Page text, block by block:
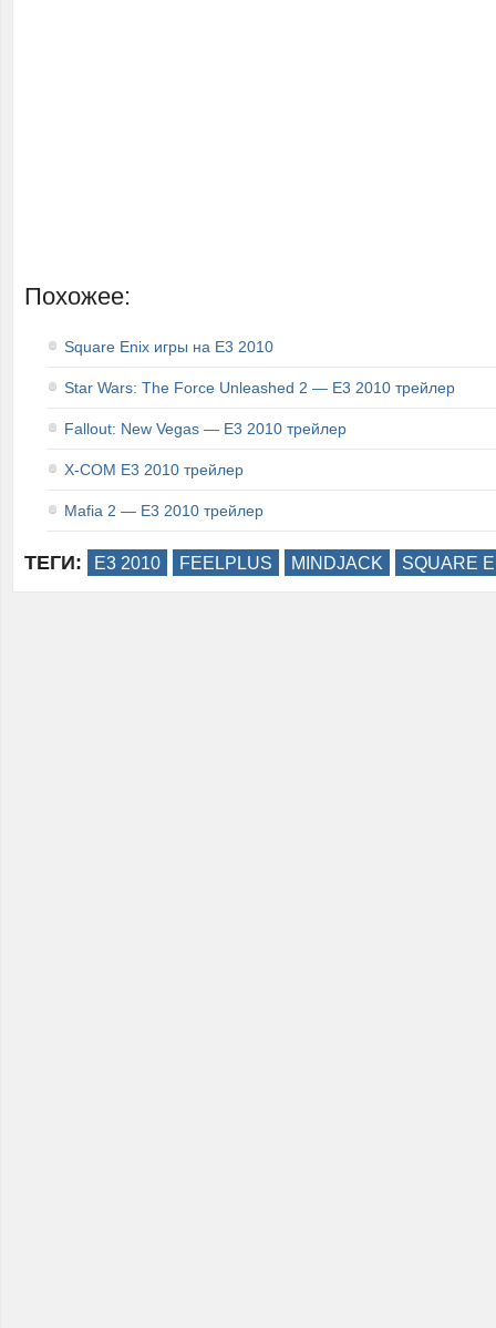
Похожее:
Square Enix игры на E3 2010
Star Wars: The Force Unleashed 2 — E3 2010 трейлер
Fallout: New Vegas — E3 2010 трейлер
X-COM E3 2010 трейлер
Mafia 2 — E3 2010 трейлер
ТЕГИ: E3 2010 FEELPLUS MINDJACK SQUARE